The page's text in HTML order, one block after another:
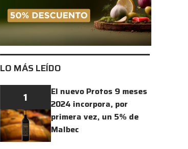
LO MÁS LEÍDO
1
El nuevo Protos 9 meses
2024 incorpora, por
primera vez, un 5% de
Malbec